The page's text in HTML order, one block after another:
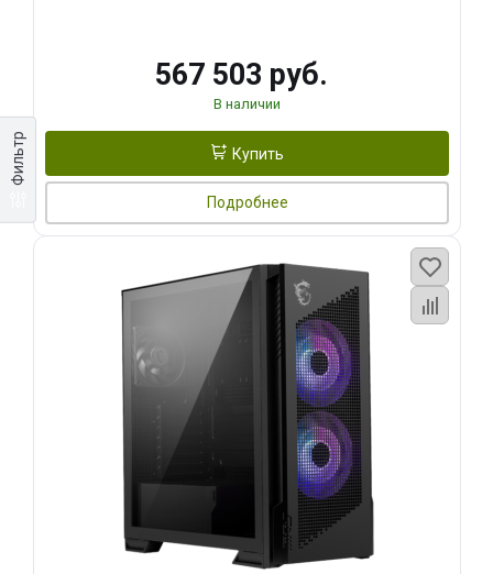
Фильтр
567 503 руб.
В наличии
Купить
Подробнее